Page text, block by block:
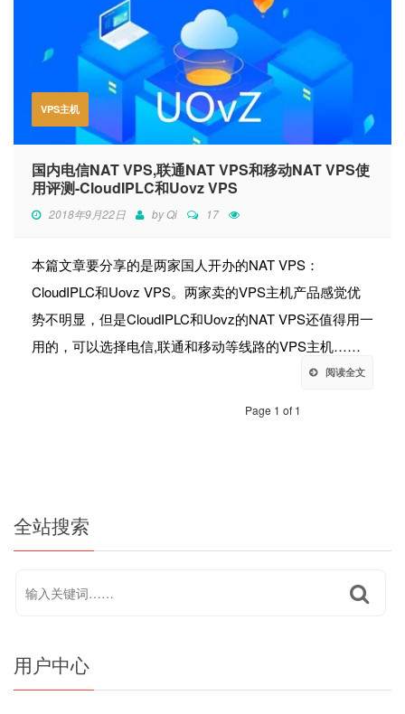
VPS主机
国内电信NAT VPS,联通NAT VPS和移动NAT VPS使
用评测-CloudIPLC和Uovz VPS
2018年9月22日 byQi 17
本篇文章要分享的是两家国人开办的NAT VPS：
CloudIPLC和Uovz VPS。两家卖的VPS主机产品感觉优
势不明显，但是CloudIPLC和Uovz的NAT VPS还值得用一
用的，可以选择电信,联通和移动等线路的VPS主机……
阅读全文
Page 1 of 1
全站搜索
用户中心